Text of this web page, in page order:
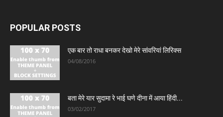
POPULAR POSTS
एक बार तो राधा बनकर देखो मेरे सांवरियां लिरिक्स
04/08/2016
बता मेरे यार सुदामा रे भाई घणे दीना में आया हिंदी...
03/02/2017